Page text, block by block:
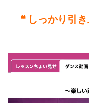
❝ しっかり引